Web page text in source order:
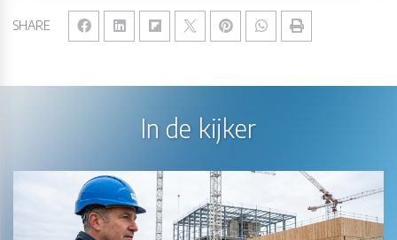
SHARE
In de kijker